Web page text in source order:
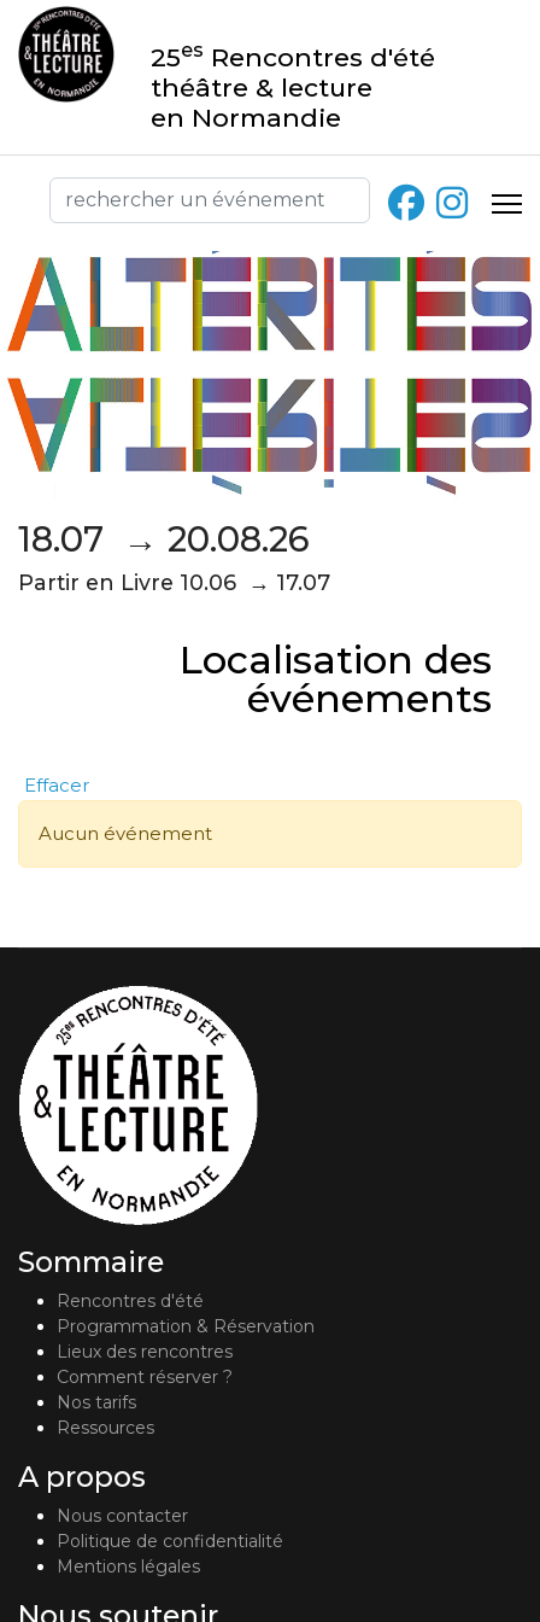
25es Rencontres d'été
théâtre & lecture
en Normandie
18.07 → 20.08.26
Partir en Livre 10.06 → 17.07
Localisation des
événements
Effacer
Aucun événement
Sommaire
Rencontres d'été
Programmation & Réservation
Lieux des rencontres
Comment réserver ?
Nos tarifs
Ressources
A propos
Nous contacter
Politique de confidentialité
Mentions légales